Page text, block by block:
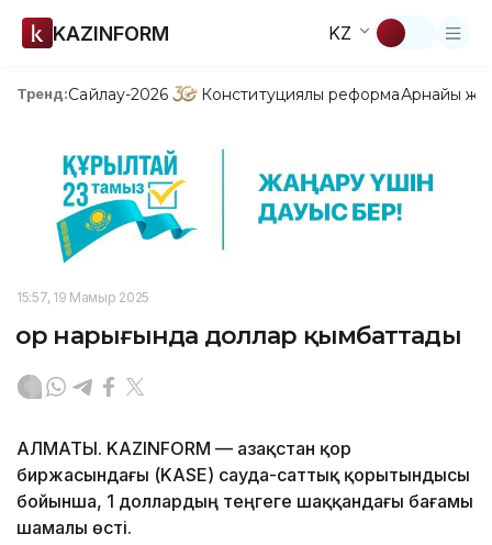
KAZINFORM KZ
Тренд:Сайлау-2026 Конституциялық реформаАрнайы
15:57, 19 Мамыр 2025
Қор нарығында доллар қымбаттады
АЛМАТЫ. KAZINFORM — Қазақстан қор
биржасындағы (KASE) сауда-саттық қорытындысы
бойынша, 1 доллардың теңгеге шаққандағы бағамы
шамалы өсті.